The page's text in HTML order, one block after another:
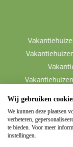
Wij gebruiken
We kunnen deze plaatsen
verbeteren,
te bieden. Voor meer
instellingen.